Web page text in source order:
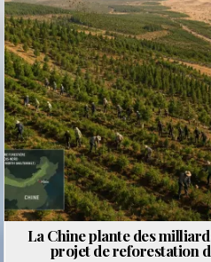
La Chine plante des
projet de reforestation